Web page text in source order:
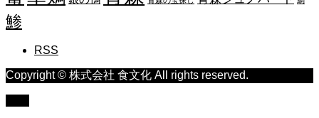
鯵
RSS
Copyright © 株式会社 食文化 All rights reserved.